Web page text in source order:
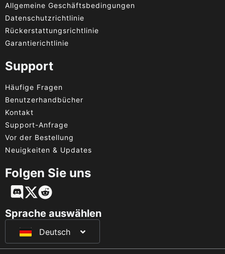
Allgemeine Geschäftsbedingungen
Datenschutzrichtlinie
Rückerstattungsrichtlinie
Garantierichtlinie
Support
Häufige Fragen
Benutzerhandbücher
Kontakt
Support-Anfrage
Vor der Bestellung
Neuigkeiten & Updates
Folgen Sie uns
Sprache auswählen
Deutsch
English
日本語